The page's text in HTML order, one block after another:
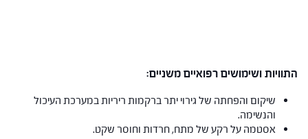
התוויות ושימושים רפואיים משניים:
שיקום והפחתה של גירוי יתר ברקמות ריריות במערכת העיכול
והנשימה.
אסטמה על רקע של מתח, חרדות וחוסר שקט.